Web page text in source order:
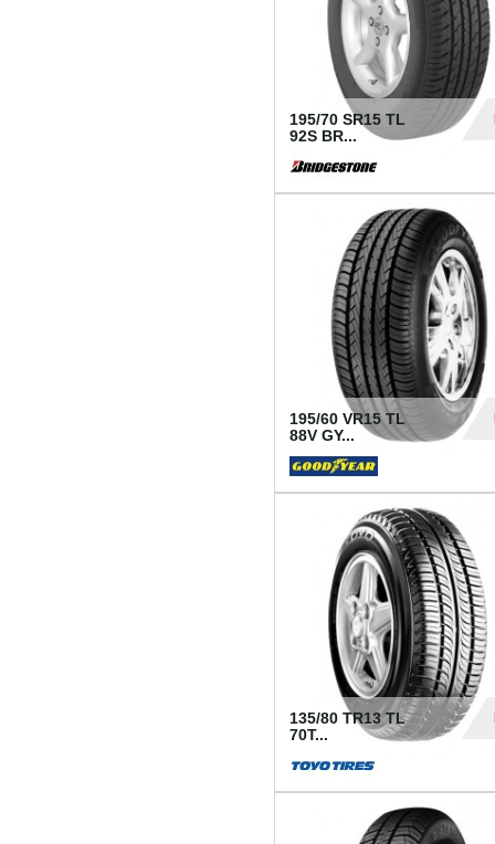
195/70 SR15 TL
92S BR...
195/60 VR15 TL
88V GY...
135/80 TR13 TL
70T...